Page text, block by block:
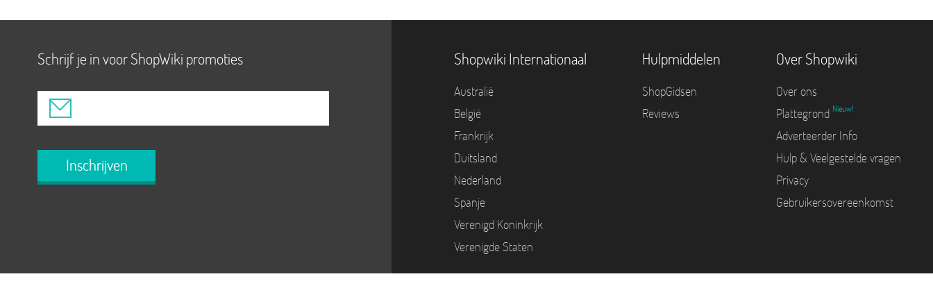
Schrijf je in voor ShopWiki promoties
Inschrijven
Shopwiki Internationaal
Australië
België
Frankrijk
Duitsland
Nederland
Spanje
Verenigd Koninkrijk
Verenigde Staten
Hulpmiddelen
ShopGidsen
Reviews
Over Shopwiki
Over ons
Plattegrond Nieuw!
Adverteerder Info
Hulp & Veelgestelde vragen
Privacy
Gebruikersovereenkomst